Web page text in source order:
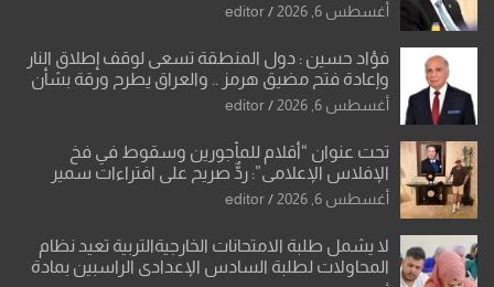
أغسطس 6, 2026 editor
فؤاد حسين : دول المنطقة تسعى لوقف إطلاق النار
وإعادة فتح مضيق هرمز .. والعراق يطرح ورقة بشأن
تحولات القدس
أغسطس 6, 2026 editor
تحت عنوان “أقلام للمأجورين وسقوط في فخ
الإفلاس الإعلامي”: ردٌّ صريح على افتراءات سمير
الشكرجي
أغسطس 6, 2026 editor
لا يشمل طلبة الامتحانات الخارجيةالتربية تعيد نظام
المحاولات لطلبة السادس الإعدادي الراسبين بمادة